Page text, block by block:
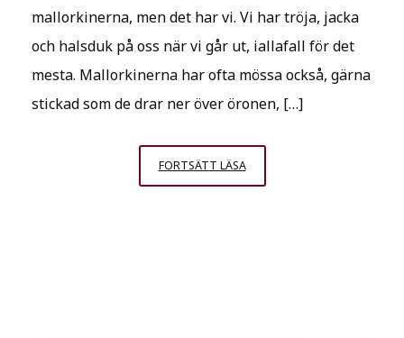
mallorkinerna, men det har vi. Vi har tröja, jacka
och halsduk på oss när vi går ut, iallafall för det
mesta. Mallorkinerna har ofta mössa också, gärna
stickad som de drar ner över öronen, […]
FORTSÄTT LÄSAVI
HAR